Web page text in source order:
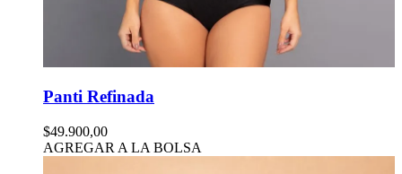
Panti Refinada
$49.900,00
AGREGAR A LA BOLSA